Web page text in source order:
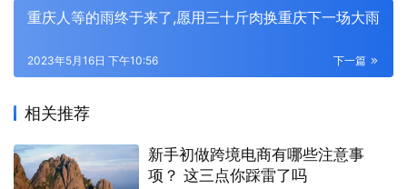
重庆人等的雨终于来了,愿用三十斤肉换重庆下一场大雨
下一篇
2023年5月16日 下午10:56
相关推荐
新手初做跨境电商有哪些注意事
项？ 这三点你踩雷了吗